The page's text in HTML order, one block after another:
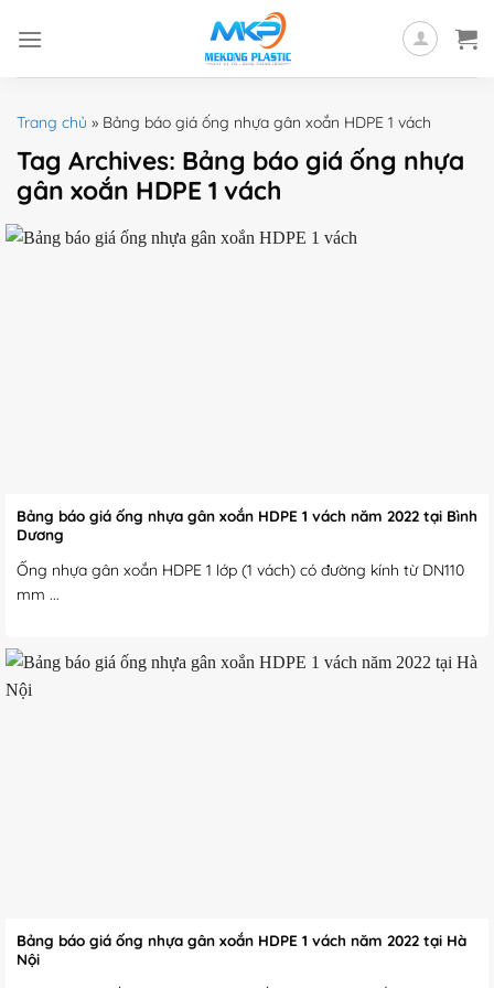
Trang chủ » Bảng báo giá ống nhựa gân xoắn HDPE 1 vách
Tag Archives: Bảng báo giá ống nhựa
gân xoắn HDPE 1 vách
Bảng báo giá ống nhựa gân xoắn HDPE 1 vách năm 2022 tại Bình
Dương
Ống nhựa gân xoắn HDPE 1 lớp (1 vách) có đường kính từ DN110
mm ...
Bảng báo giá ống nhựa gân xoắn HDPE 1 vách năm 2022 tại Hà
Nội